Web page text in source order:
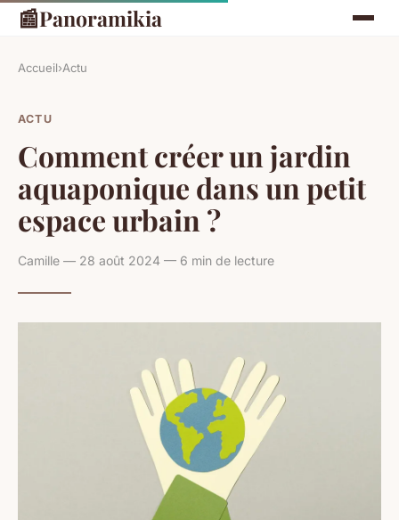
📰Panoramikia
Accueil›Actu
ACTU
Comment créer un jardin
aquaponique dans un petit
espace urbain ?
Camille — 28 août 2024 — 6 min de lecture